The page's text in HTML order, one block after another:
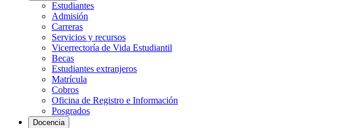
Estudiantes
Admisión
Carreras
Servicios y recursos
Vicerrectoría de Vida Estudiantil
Becas
Estudiantes extranjeros
Matrícula
Cobros
Oficina de Registro e Información
Posgrados
Docencia